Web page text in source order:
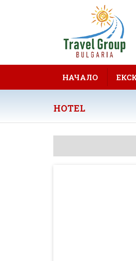
НАЧАЛО
HOTEL